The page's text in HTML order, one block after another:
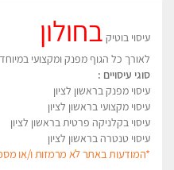
עיסוי בוטיק בחולון
לאורך כל הגוף מפנק ומקצועי
סוגי עיסויים :
עיסוי מפנק בראשון לציון
עיסוי מקצועי בראשון לציון
עיסוי בקלניקה פרטית בראשון לציון
עיסוי טנטרה בראשון לציון
*המודעות באתר לא מרמזות ו/או